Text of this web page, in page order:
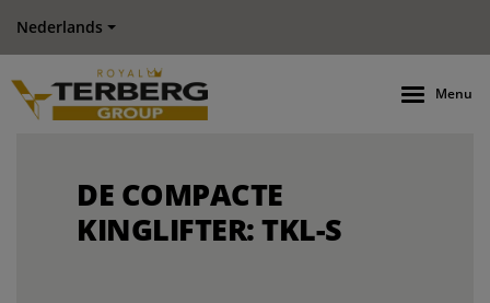
Nederlands
Menu
DE COMPACTE
KINGLIFTER: TKL-S